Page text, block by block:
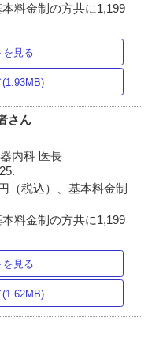
料金制の方共に1,199
を見る
さん
内科 医長
（税込）、基本料金制
料金制の方共に1,199
を見る